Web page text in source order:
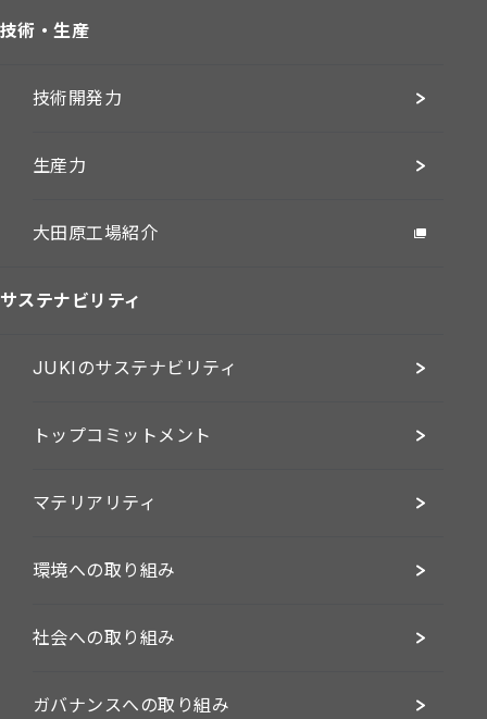
技術・生産
技術開発力
生産力
大田原工場紹介
サステナビリティ
JUKIのサステナビリティ
トップコミットメント
マテリアリティ
環境への取り組み
社会への取り組み
ガバナンスへの取り組み